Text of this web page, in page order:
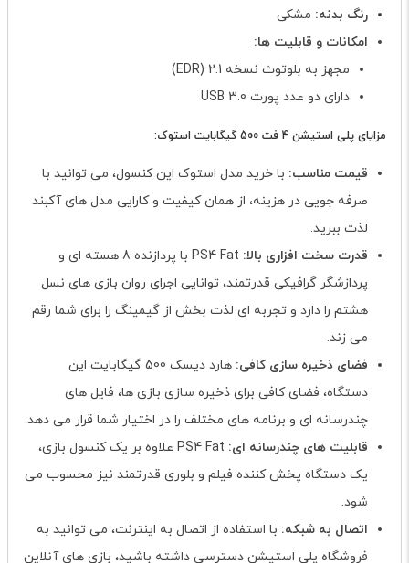
رنگ بدنه: مشکی
امکانات و قابلیت ها:
مجهز به بلوتوث نسخه 2.1 (EDR)
دارای دو عدد پورت USB 3.0
مزایای پلی استیشن 4 فت 500 گیگابایت استوک:
قیمت مناسب: با خرید مدل استوک این کنسول، می توانید با
صرفه جویی در هزینه، از همان کیفیت و کارایی مدل های آکبند
لذت ببرید.
قدرت سخت افزاری بالا:
PS4 Fat با پردازنده 8 هسته ای و
پردازشگر گرافیکی قدرتمند، توانایی اجرای روان بازی های نسل
هشتم را دارد و تجربه ای لذت بخش از گیمینگ را برای شما رقم
می زند.
فضای ذخیره سازی کافی:
هارد دیسک 500 گیگابایت این
دستگاه، فضای کافی برای ذخیره سازی بازی ها، فایل های
چندرسانه ای و برنامه های مختلف را در اختیار شما قرار می دهد.
قابلیت های چندرسانه ای:
PS4 Fat علاوه بر یک کنسول بازی،
یک دستگاه پخش کننده فیلم و بلوری قدرتمند نیز محسوب می
شود.
اتصال به شبکه: با استفاده از اتصال به اینترنت، می توانید به
فروشگاه پلی استیشن دسترسی داشته باشید، بازی های آنلاین